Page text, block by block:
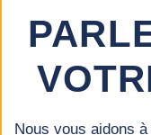
Nous vous aidons